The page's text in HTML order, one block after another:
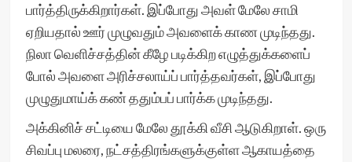
பார்த்திருக்கிறார்கள். இப்போது அவள் மேலே சாமி
ஏறியதால் ஊர் முழுவதும் அவளைக் காண முடிந்தது.
நிலா வெளிச்சத்தின் கீழே படிக்கிற எழுத்துக்களைப்
போல் அவளை அரிச்சலாய்ப் பார்த்தவர்கள், இப்போது
முழுதுமாய்க் கண் ததும்பப் பார்க்க முடிந்தது.
அக்கினிச் சட்டியை மேலே தூக்கி வீசி ஆடுகிறாள். ஒரு
சிவப்பு மலரை, நட்சத்திரங்களுக்குள்ள ஆகாயத்தை